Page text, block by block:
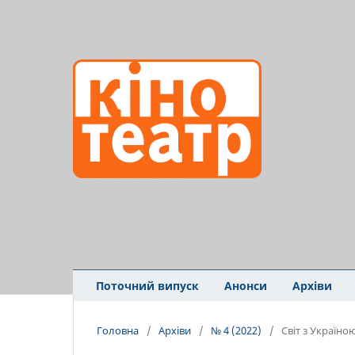
Поточний випуск Анонси Архіви
Головна / Архіви / № 4 (2022) / Світ з